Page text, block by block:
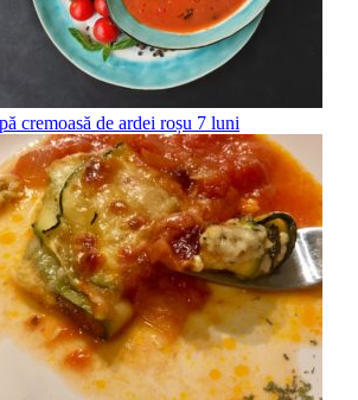
cremoasă de ardei roșu 7 luni